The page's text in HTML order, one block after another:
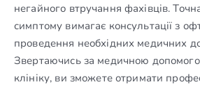
негайного втручання фахівців.
симптому вимагає консультації з
проведення необхідних медичних
Звертаючись за медичною
клініку, ви зможете отримати